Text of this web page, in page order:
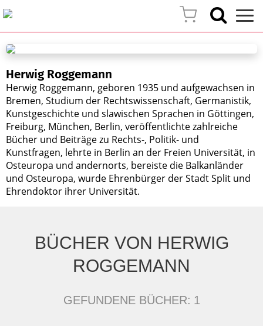
Herwig Roggemann
Herwig Roggemann, geboren 1935 und aufgewachsen in
Bremen, Studium der Rechtswissenschaft, Germanistik,
Kunstgeschichte und slawischen Sprachen in Göttingen,
Freiburg, München, Berlin, veröffentlichte zahlreiche
Bücher und Beiträge zu Rechts-, Politik- und
Kunstfragen, lehrte in Berlin an der Freien Universität, in
Osteuropa und andernorts, bereiste die Balkanländer
und Osteuropa, wurde Ehrenbürger der Stadt Split und
Ehrendoktor ihrer Universität.
BÜCHER VON HERWIG
ROGGEMANN
GEFUNDENE BÜCHER: 1